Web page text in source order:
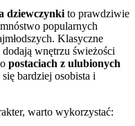
dziewczynki to prawdziwie
popularnych
Klasyczne
dodają wnętrzu świeżości
postaciach z ulubionych
bardziej osobista i
warto wykorzystać: